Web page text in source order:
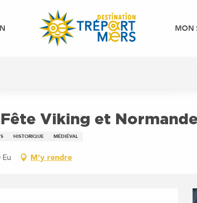
MON
Viking et
HISTORIQUE MÉDIÉVAL
M'y rendre